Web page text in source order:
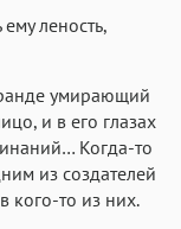
леность,
умирающий
и в его глазах
Когда-то
из создателей
кого-то из них.